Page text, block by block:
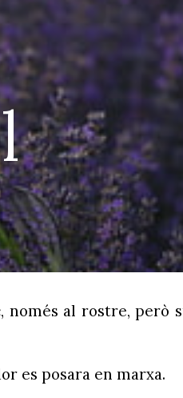
Skip to navigation
al rostre, però
es posara en marxa.